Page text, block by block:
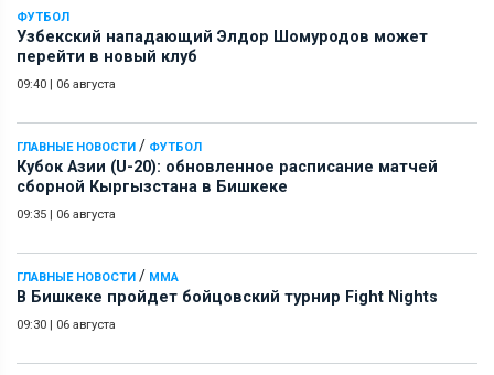
ФУТБОЛ
Узбекский нападающий Элдор Шомуродов может
перейти в новый клуб
09:40 | 06 августа
ГЛАВНЫЕ НОВОСТИ / ФУТБОЛ
Кубок Азии (U-20): обновленное расписание матчей
сборной Кыргызстана в Бишкеке
09:35 | 06 августа
ГЛАВНЫЕ НОВОСТИ / ММА
В Бишкеке пройдет бойцовский турнир Fight Nights
09:30 | 06 августа